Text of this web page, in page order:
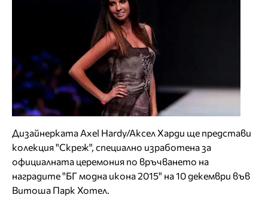
Дизайнерката Axel Hardy/Aксел Харди ще представи
колекция "Скреж", специално изработена за
официалната церемония по връчването на
наградите "БГ модна икона 2015" на 10 декември във
Витоша Парк Хотел.